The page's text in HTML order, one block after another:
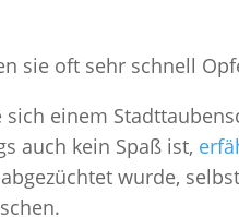
sie oft sehr schnell
sich einem
auch kein Spaß ist,
wurde,